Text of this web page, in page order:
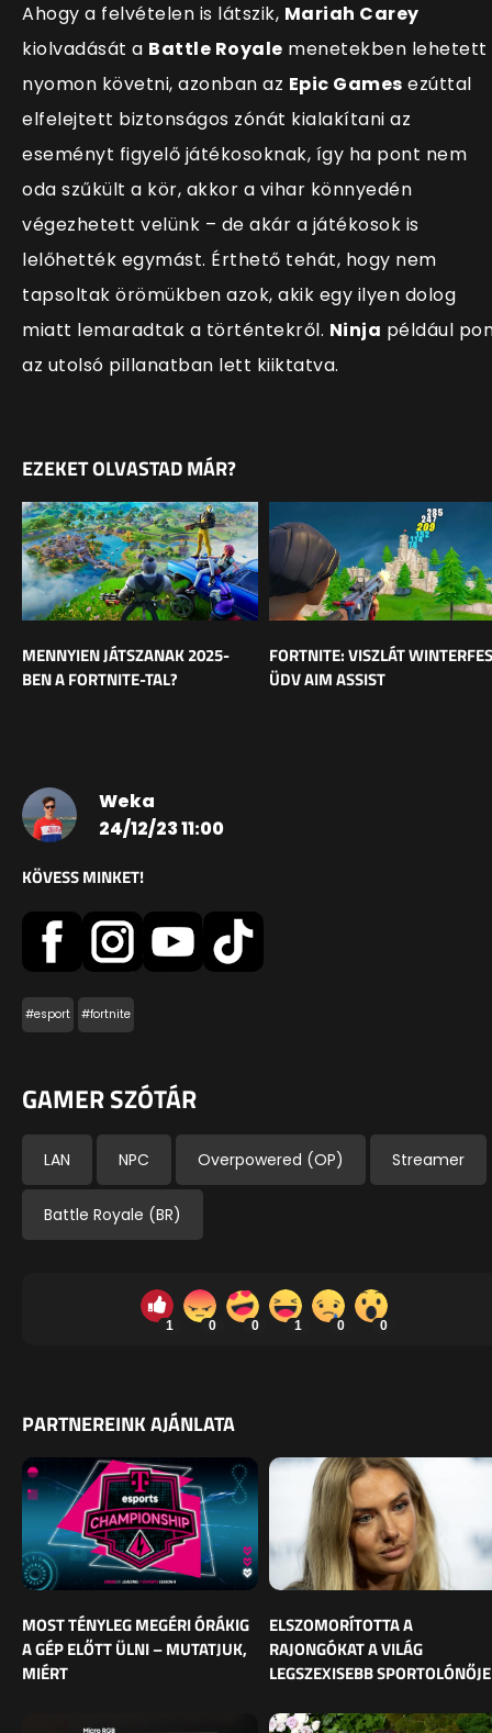
Ahogy a felvételen is látszik, Mariah Carey
kiolvadását a Battle Royale menetekben lehetett
nyomon követni, azonban az Epic Games ezúttal
elfelejtett biztonságos zónát kialakítani az
eseményt figyelő játékosoknak, így ha pont nem
oda szűkült a kör, akkor a vihar könnyedén
végezhetett velünk – de akár a játékosok is
lelőhették egymást. Érthető tehát, hogy nem
tapsoltak örömükben azok, akik egy ilyen dolog
miatt lemaradtak a történtekről. Ninja például
az utolsó pillanatban lett kiiktatva.
EZEKET OLVASTAD MÁR?
MENNYIEN JÁTSZANAK 2025-
BEN A FORTNITE-TAL?
FORTNITE: VISZLÁT
ÜDV AIM ASSIST
Weka
24/12/23 11:00
KÖVESS MINKET!
#esport #fortnite
GAMER SZÓTÁR
LAN NPC Overpowered (OP) Streamer
Battle Royale (BR)
1 0 0 1 0 0
PARTNEREINK AJÁNLATA
MOST TÉNYLEG MEGÉRI ÓRÁKIG
A GÉP ELŐTT ÜLNI – MUTATJUK,
MIÉRT
ELSZOMORÍTOTTA A
RAJONGÓKAT A VILÁG
LEGSZEXISEBB SPORTOLÓNŐJE